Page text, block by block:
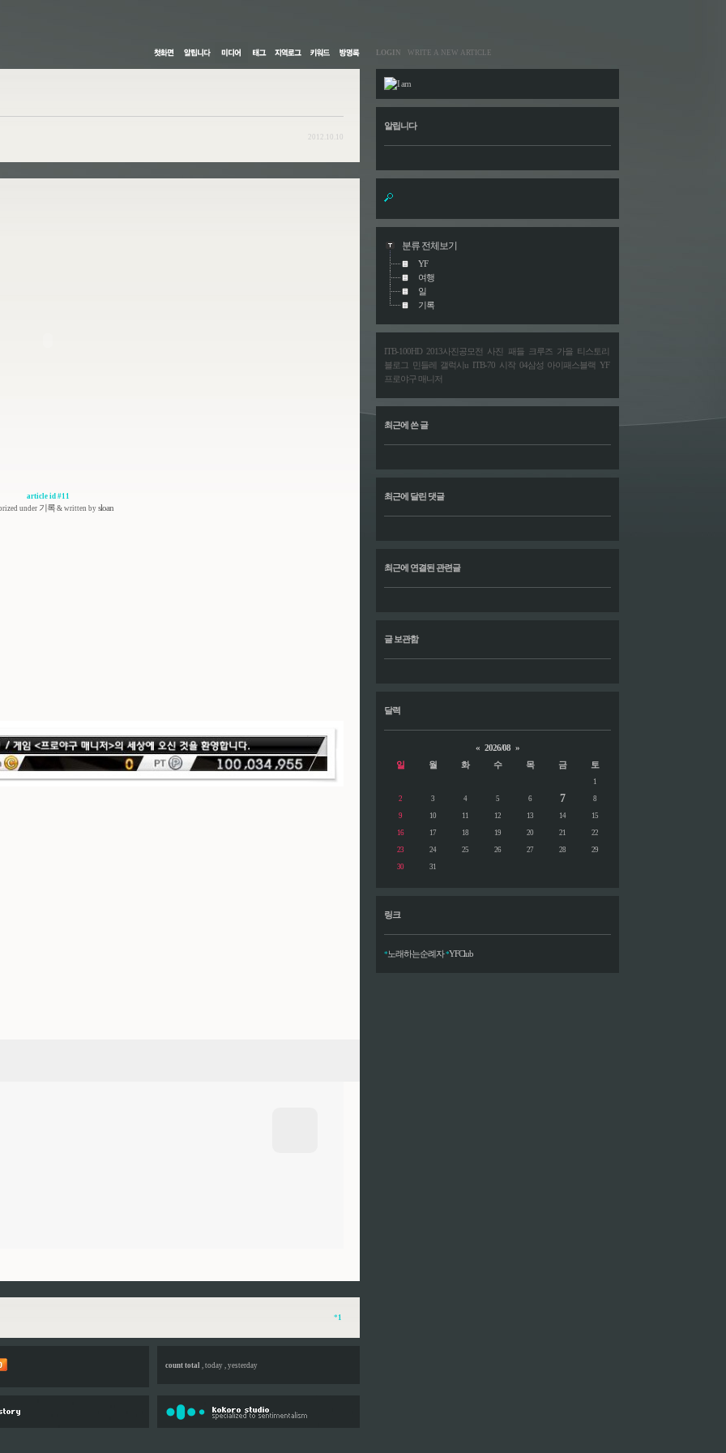
LOGIN WRITE A NEW ARTICLE
2012.10.10
article id #11
under 기록 & written by sloan
*1
count total , today , yesterday
알립니다
분류 전체보기
YF
여행
일
기록
ITB-100HD 2013사진공모전 사진 패들 크루즈 가을 티스토리
블로그 민들레 갤럭시u ITB-70 시작 04삼성 아이패스블랙 YF
프로야구 매니저
최근에 쓴 글
최근에 달린 댓글
최근에 연결된 관련글
글 보관함
달력
« 2026/08 »
일
월 화 수 목 금 토
1
2 3 4 5 6 7 8
9 10 11 12 13 14 15
16 17 18 19 20 21 22
23 24 25 26 27 28 29
30 31
링크
* 노래하는순례자 *YFClub